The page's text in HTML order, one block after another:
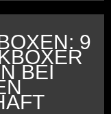
9
BEI